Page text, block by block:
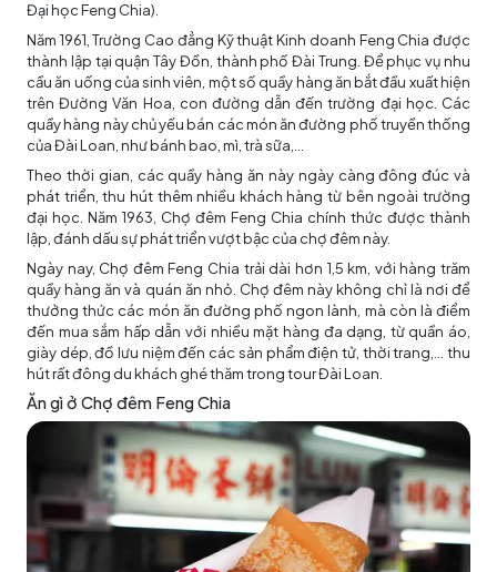
Đại học Feng Chia).
Năm 1961, Trường Cao đẳng Kỹ thuật Kinh doanh Feng Chia được
thành lập tại quận Tây Đồn, thành phố Đài Trung. Để phục vụ nhu
cầu ăn uống của sinh viên, một số quầy hàng ăn bắt đầu xuất hiện
trên Đường Văn Hoa, con đường dẫn đến trường đại học. Các
quầy hàng này chủ yếu bán các món ăn đường phố truyền thống
của Đài Loan, như bánh bao, mì, trà sữa,...
Theo thời gian, các quầy hàng ăn này ngày càng đông đúc và
phát triển, thu hút thêm nhiều khách hàng từ bên ngoài trường
đại học. Năm 1963, Chợ đêm Feng Chia chính thức được thành
lập, đánh dấu sự phát triển vượt bậc của chợ đêm này.
Ngày nay, Chợ đêm Feng Chia trải dài hơn 1,5 km, với hàng trăm
quầy hàng ăn và quán ăn nhỏ. Chợ đêm này không chỉ là nơi để
thưởng thức các món ăn đường phố ngon lành, mà còn là điểm
đến mua sắm hấp dẫn với nhiều mặt hàng đa dạng, từ quần áo,
giày dép, đồ lưu niệm đến các sản phẩm điện tử, thời trang,... thu
hút rất đông du khách ghé thăm trongtour Đài Loan.
Ăn gì ở Chợ đêm Feng Chia